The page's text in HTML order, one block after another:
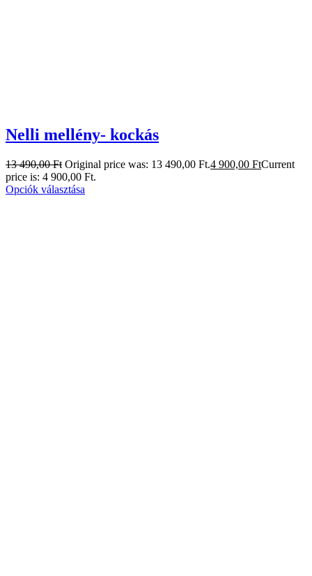
Nelli mellény- kockás
13 490,00Ft Original price was: 13 490,00 Ft.4 900,00 FtCurrent
price is: 4 900,00 Ft.
Opciók választása